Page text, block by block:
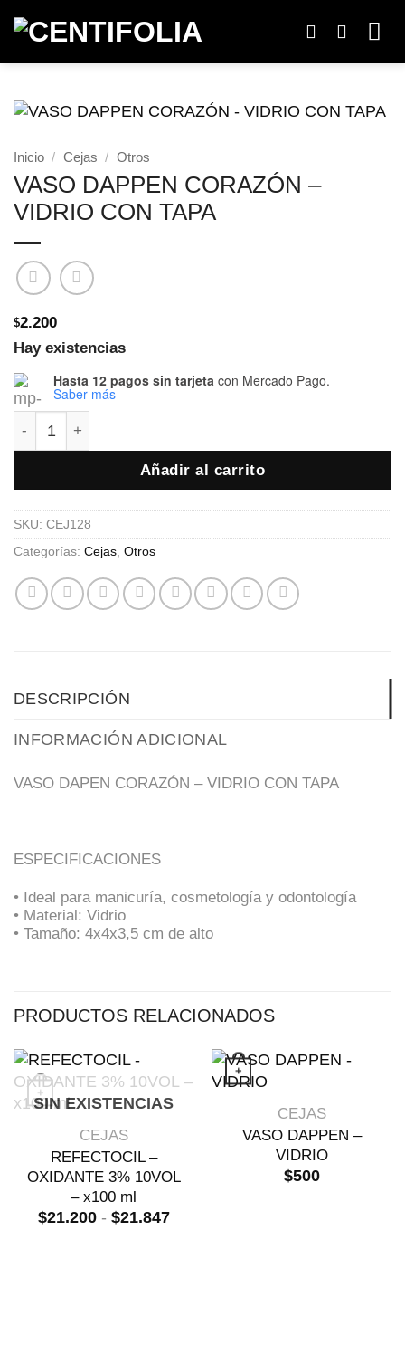
Inicio / Cejas / Otros
VASO DAPPEN CORAZÓN –
VIDRIO CON TAPA
$2.200
Hay existencias
Hasta 12 pagos sin tarjeta con Mercado Pago.
Saber más
Añadir al carrito
SKU: CEJ128
Categorías: Cejas Otros
DESCRIPCIÓN
INFORMACIÓN ADICIONAL
VASO DAPEN CORAZÓN – VIDRIO CON TAPA
ESPECIFICACIONES
• Ideal para manicuría, cosmetología y odontología
• Material: Vidrio
• Tamaño: 4x4x3,5 cm de alto
PRODUCTOS RELACIONADOS
+
Este producto tiene múltiples variantes.
VISTA RÁPIDA
SIN EXISTENCIAS
CEJAS
REFECTOCIL –
OXIDANTE 3% 10VOL
– x100 ml
$21.200 - $21.847Rango
+
VISTA RÁPIDA
CEJAS
VASO DAPPEN –
VIDRIO
$500